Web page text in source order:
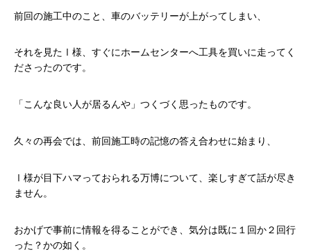
前回の施工中のこと、車のバッテリーが上がってしまい、
それを見たⅠ様、すぐにホームセンターへ工具を買いに走ってく
ださったのです。
「こんな良い人が居るんや」つくづく思ったものです。
久々の再会では、前回施工時の記憶の答え合わせに始まり、
Ⅰ様が目下ハマっておられる万博について、楽しすぎて話が尽き
ません。
おかげで事前に情報を得ることができ、気分は既に１回か２回行
った？かの如く。